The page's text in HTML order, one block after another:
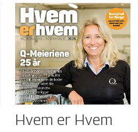
Hvem er Hvem